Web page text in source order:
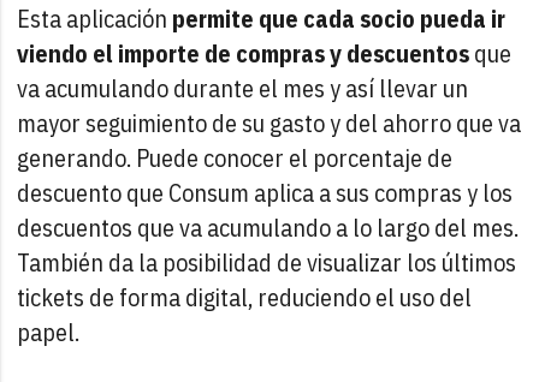
Esta aplicación permite que cada socio pueda ir
viendo el importe de compras y descuentosque
va acumulando durante el mes y así llevar un
mayor seguimiento de su gasto y del ahorro que va
generando. Puede conocer el porcentaje de
descuento que Consum aplica a sus compras y los
descuentos que va acumulando a lo largo del mes.
También da la posibilidad de visualizar los últimos
tickets de forma digital, reduciendo el uso del
papel.